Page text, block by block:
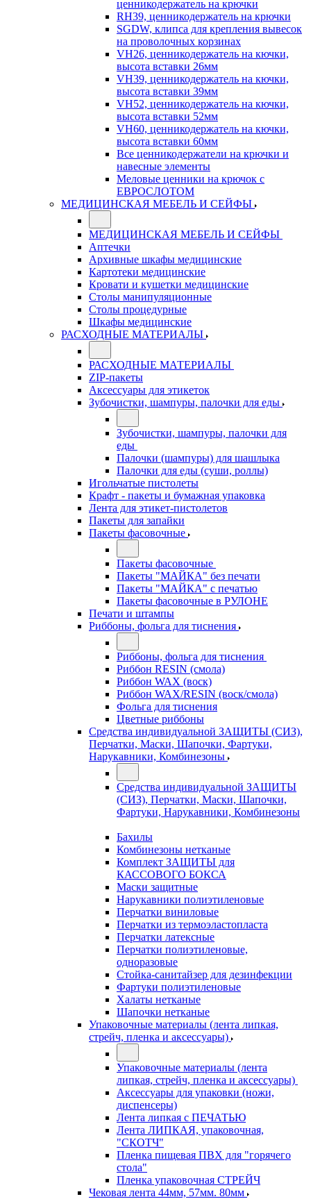
ценникодержатель на крючки
RH39, ценникодержатель на крючки
SGDW, клипса для крепления вывесок
на проволочных корзинах
VH26, ценникодержатель на кючки,
высота вставки 26мм
VH39, ценникодержатель на кючки,
высота вставки 39мм
VH52, ценникодержатель на кючки,
высота вставки 52мм
VH60, ценникодержатель на кючки,
высота вставки 60мм
Все ценникодержатели на крючки и
навесные элементы
Меловые ценники на крючок с
ЕВРОСЛОТОМ
МЕДИЦИНСКАЯ МЕБЕЛЬ И СЕЙФЫ
МЕДИЦИНСКАЯ МЕБЕЛЬ И СЕЙФЫ
Аптечки
Архивные шкафы медицинские
Картотеки медицинские
Кровати и кушетки медицинские
Столы манипуляционные
Столы процедурные
Шкафы медицинские
РАСХОДНЫЕ МАТЕРИАЛЫ
РАСХОДНЫЕ МАТЕРИАЛЫ
ZIP-пакеты
Аксессуары для этикеток
Зубочистки, шампуры, палочки для еды
Зубочистки, шампуры, палочки для
еды
Палочки (шампуры) для шашлыка
Палочки для еды (суши, роллы)
Игольчатые пистолеты
Крафт - пакеты и бумажная упаковка
Лента для этикет-пистолетов
Пакеты для запайки
Пакеты фасовочные
Пакеты фасовочные
Пакеты "МАЙКА" без печати
Пакеты "МАЙКА" с печатью
Пакеты фасовочные в РУЛОНЕ
Печати и штампы
Риббоны, фольга для тиснения
Риббоны, фольга для тиснения
Риббон RESIN (смола)
Риббон WAX (воск)
Риббон WAX/RESIN (воск/смола)
Фольга для тиснения
Цветные риббоны
Средства индивидуальной ЗАЩИТЫ (СИЗ),
Перчатки, Маски, Шапочки, Фартуки,
Нарукавники, Комбинезоны
Средства индивидуальной ЗАЩИТЫ
(СИЗ), Перчатки, Маски, Шапочки,
Фартуки, Нарукавники, Комбинезоны
Бахилы
Комбинезоны нетканые
Комплект ЗАЩИТЫ для
КАССОВОГО БОКСА
Маски защитные
Нарукавники полиэтиленовые
Перчатки виниловые
Перчатки из термоэластопласта
Перчатки латексные
Перчатки полиэтиленовые,
одноразовые
Стойка-санитайзер для дезинфекции
Фартуки полиэтиленовые
Халаты нетканые
Шапочки нетканые
Упаковочные материалы (лента липкая,
стрейч, пленка и аксессуары)
Упаковочные материалы (лента
липкая, стрейч, пленка и аксессуары)
Аксессуары для упаковки (ножи,
диспенсеры)
Лента липкая с ПЕЧАТЬЮ
Лента ЛИПКАЯ, упаковочная,
"СКОТЧ"
Пленка пищевая ПВХ для "горячего
стола"
Пленка упаковочная СТРЕЙЧ
Чековая лента 44мм, 57мм. 80мм